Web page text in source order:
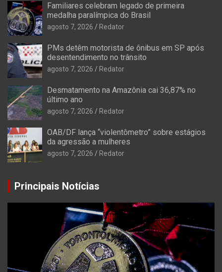
Familiares celebram legado de primeira
medalha paralímpica do Brasil
agosto 7, 2026 Redator
PMs detêm motorista de ônibus em SP após
desentendimento no trânsito
agosto 7, 2026 Redator
Desmatamento na Amazônia cai 36,87% no
último ano
agosto 7, 2026 Redator
OAB/DF lança “violentômetro” sobre estágios
da agressão a mulheres
agosto 7, 2026 Redator
Principais Notícias